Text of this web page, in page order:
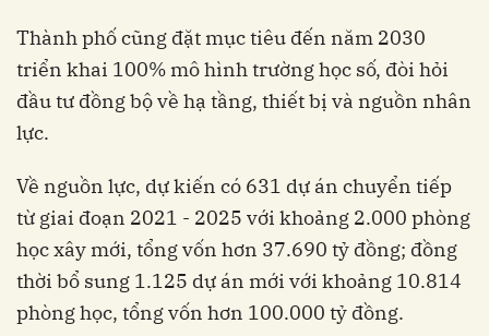
Thành phố cũng đặt mục tiêu đến năm 2030
triển khai 100% mô hình trường học số, đòi hỏi
đầu tư đồng bộ về hạ tầng, thiết bị và nguồn nhân
lực.
Về nguồn lực, dự kiến có 631 dự án chuyển tiếp
từ giai đoạn 2021 - 2025 với khoảng 2.000 phòng
học xây mới, tổng vốn hơn 37.690 tỷ đồng; đồng
thời bổ sung 1.125 dự án mới với khoảng 10.814
phòng học, tổng vốn hơn 100.000 tỷ đồng.